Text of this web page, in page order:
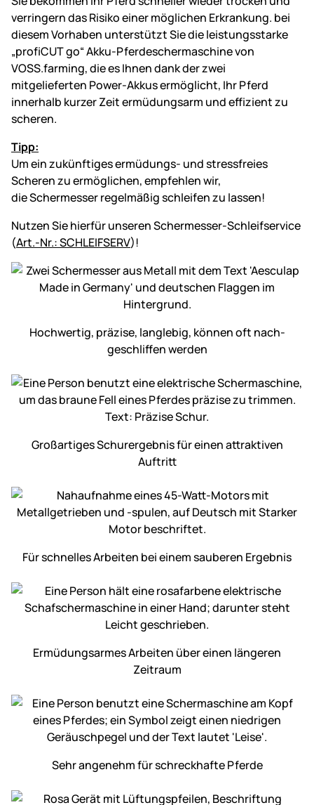
verringern das Risiko einer möglichen Erkrankung. bei
diesem Vorhaben unterstützt Sie die leistungsstarke
„profiCUT go“ Akku-Pferdeschermaschine von
VOSS.farming, die es Ihnen dank der zwei
mitgelieferten Power-Akkus ermöglicht, Ihr Pferd
innerhalb kurzer Zeit ermüdungsarm und effizient zu
scheren.
Tipp:
Um ein zukünftiges ermüdungs- und stressfreies
Scheren zu ermöglichen, empfehlen wir,
die Schermesser regelmäßig schleifen zu lassen!
Nutzen Sie hierfür unseren Schermesser-Schleifservice
(Art.-Nr.: SCHLEIFSERV)!
Hochwertig, präzise, langlebig, können oft nach­
geschliffen werden
Großartiges Schur­ergebnis für einen attraktiven
Auftritt
Für schnelles Arbeiten bei einem sauberen Ergebnis
Ermüdungs­armes Arbeiten über einen längeren
Zeitraum
Sehr angenehm für schreckhafte Pferde